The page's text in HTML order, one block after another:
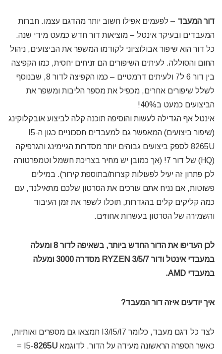
דור המעבד – לפעמים אפילו חשוב יותר מהדגם עצמו. חברות
המעבדים ובעיקר אינטל – מוציאות דור חדש כמעט מידי שנה.
כל דור הוא שיפור אבולוציוני לקודמו המשפר את הביצועים, ניהול
החום והסוללה. לעיתים השיפורים הם זניחים יחסית, כמו הקפיצה
בין דור 6 ל7 ולעיתים דרמטיים – כמו הקפיצה לדור 8, שבנוסף
לשלל שיפורים אחרים, מכפיל את מספר הליבות ומשפר את
הביצועים כמעט ב40%!
אינטל אף הגדילה לעשות והוסיפה תוכנה קלה לביצוע אובקלוקינג
(שיפור ביצועים) המאפשר גם למעבדים חסכוניים כגון הI5-
8265U לספק ביצועים גבוהים יותר מסדרות הגיימינג והגרפיקה
(HQ) של דור 7! (אך כמובן יש מחיר בצריכת חשמל וטמפרטורה
לכן פתרון זה יעיל לפעולות קצרות/בתוספת קירור). במילים
פשוטות, אם נניח אתם עורכים את הסרטון שלכם מתאילנד, עם
כמה קליקים קלים בהגדרות, תוכלו לשפר את זמן העיבוד
והשמירה של הסרטון בעשרות אחוזים.
לכן העדיפו את הדור החדש ביותר, בשאיפה לדור 8 ומעלה
במעבדי אינטל ודור RYZEN 3/5/7 מסדרה 3000 ומעלה
במעבדי AMD.
איך יודעים איזה דור המעבד?
לצד כל דגם מעבד, כלומר I3/I5/I7 תמצאו גם מספרים ואותיות,
כאשר הספרה הראשונה מעידה על הדור. לדוגמא I5- 8265U
=